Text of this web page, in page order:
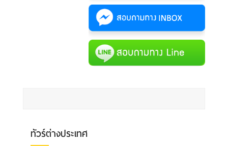
ทัวร์ต่างประเทศ